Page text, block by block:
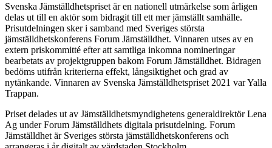
Svenska Jämställdhetspriset är en nationell utmärkelse som årligen
delas ut till en aktör som bidragit till ett mer jämställt samhälle.
Prisutdelningen sker i samband med Sveriges största
jämställdhetskonferens Forum Jämställdhet. Vinnaren utses av en
extern priskommitté efter att samtliga inkomna nomineringar
bearbetats av projektgruppen bakom Forum Jämställdhet. Bidragen
bedöms utifrån kriterierna effekt, långsiktighet och grad av
nytänkande. Vinnaren av Svenska Jämställdhetspriset 2021 var Yalla
Trappan.
Priset delades ut av Jämställdhetsmyndighetens generaldirektör Lena
Ag under Forum Jämställdhets digitala prisutdelning. Forum
Jämställdhet är Sveriges största jämställdhetskonferens och